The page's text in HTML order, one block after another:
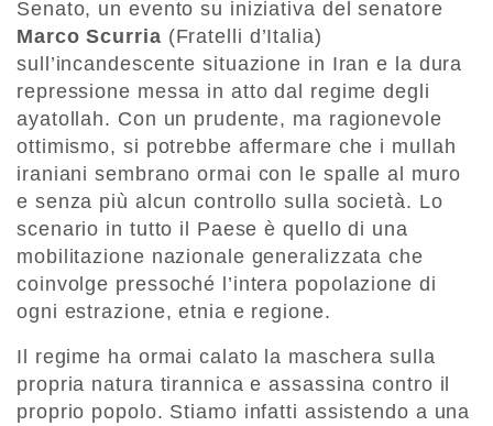
Senato, un evento su iniziativa del senatore
Marco Scurria (Fratelli d’Italia)
sull’incandescente situazione in Iran e la dura
repressione messa in atto dal regime degli
ayatollah. Con un prudente, ma ragionevole
ottimismo, si potrebbe affermare che i mullah
iraniani sembrano ormai con le spalle al muro
e senza più alcun controllo sulla società. Lo
scenario in tutto il Paese è quello di una
mobilitazione nazionale generalizzata che
coinvolge pressoché l’intera popolazione di
ogni estrazione, etnia e regione.
Il regime ha ormai calato la maschera sulla
propria natura tirannica e assassina contro il
proprio popolo. Stiamo infatti assistendo a una